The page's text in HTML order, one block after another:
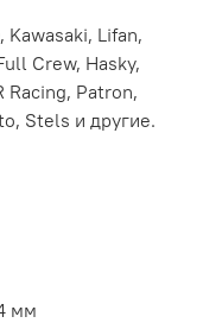
Kawasaki, Lifan,
Crew, Hasky,
Patron,
Stels и другие.
мм